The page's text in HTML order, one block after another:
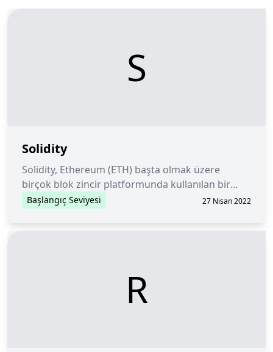
S
Solidity
Solidity, Ethereum (ETH) başta olmak üzere
birçok blok zincir platformunda kullanılan bir
nesne yönelimli programlama dilidir.
Başlangıç Seviyesi 27 Nisan 2022
R